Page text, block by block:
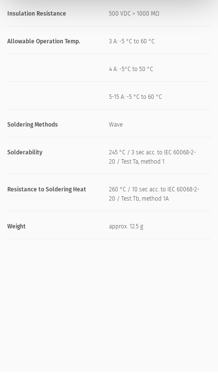
Insulation Resistance 500 VDC > 1000 MΩ
Allowable Operation Temp. 3 A: -5 °C to 60 °C
4 A: -5°C to 50 °C
5-15 A: -5 °C to 60 °C
Soldering Methods Wave
Solderability
245 °C / 3 sec acc. to IEC 60068-2-
20 / Test Ta, method 1
Resistance to Soldering Heat
260 °C / 10 sec acc. to IEC 60068-2-
20 / Test Tb, method 1A
Weight approx. 12.5 g